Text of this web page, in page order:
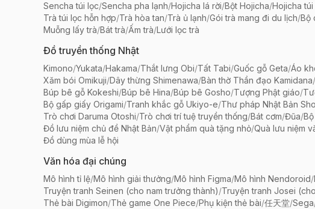
Sencha túi lọc/Sencha pha lạnh/Hojicha lá rời/Bột Hojicha/Hojicha túi
Trà túi lọc hỗn hợp/Trà hòa tan/Trà ủ lạnh/Gói trà mang đi du lịch/Bộ
Muỗng lấy trà/Bát trà/Ấm trà/Lưới lọc trà
Đồ truyền thống Nhật
Kimono/Yukata/Hakama/Thắt lưng Obi/Tất Tabi/Guốc gỗ Geta/Áo
Xăm bói Omikuji/Dây thừng Shimenawa/Bàn thờ Thần đạo Kamidana/
Búp bê gỗ Kokeshi/Búp bê Hina/Búp bê Gosho/Tượng Phật giáo/
Bộ gấp giấy Origami/Tranh khắc gỗ Ukiyo-e/Thư pháp Nhật Bản
Trò chơi Daruma Otoshi/Trò chơi trí tuệ truyền thống/Bát cơm/Đũa/
Đồ lưu niệm chủ đề Nhật Bản/Vật phẩm quà tặng nhỏ/Quà lưu niệm
Đồ dùng mùa lễ hội
Văn hóa đại chúng
Mô hình tỉ lệ/Mô hình giải thưởng/Mô hình Figma/Mô hình Nendoroid/
Truyện tranh Seinen (cho nam trưởng thành)/Truyện tranh Josei
Thẻ bài Digimon/Thẻ game One Piece/Phụ kiện thẻ bài/任天堂/Sega